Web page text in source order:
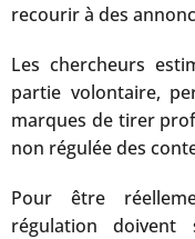
recourir à des
Les chercheurs
partie volontaire,
marques de tirer
non régulée des
Pour être
régulation doivent